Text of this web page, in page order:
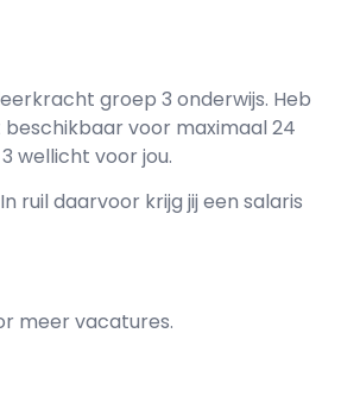
groep 3 onderwijs. Heb
beschikbaar voor maximaal 24
wellicht voor jou.
ruil daarvoor krijg jij een salaris
meer vacatures.